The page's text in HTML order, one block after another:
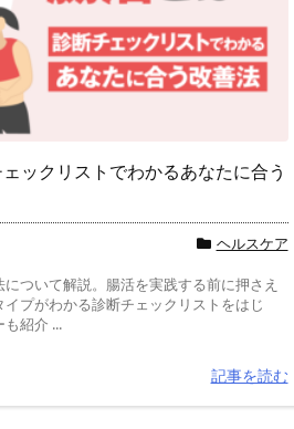
ックリストでわかるあなたに合う
ヘルスケア
ついて解説。腸活を実践する前に押さえ
プがわかる診断チェックリストをはじ
紹介 ...
記事を読む